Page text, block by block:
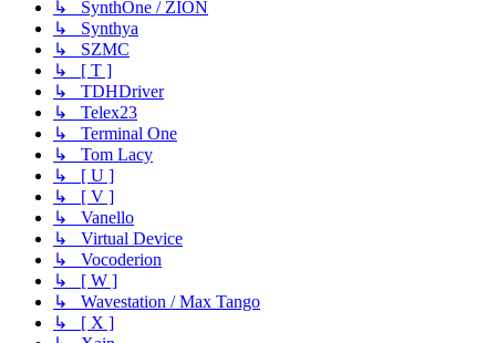
↳ SynthOne / ZION
↳ Synthya
↳ SZMC
↳ [ T ]
↳ TDHDriver
↳ Telex23
↳ Terminal One
↳ Tom Lacy
↳ [ U ]
↳ [ V ]
↳ Vanello
↳ Virtual Device
↳ Vocoderion
↳ [ W ]
↳ Wavestation / Max Tango
↳ [ X ]